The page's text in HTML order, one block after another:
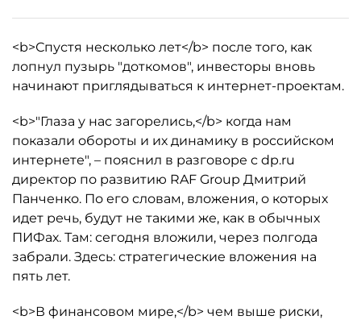
<b>Спустя несколько лет</b> после того, как
лопнул пузырь "доткомов", инвесторы вновь
начинают приглядываться к интернет-проектам.
<b>"Глаза у нас загорелись,</b> когда нам
показали обороты и их динамику в российском
интернете", – пояснил в разговоре с dp.ru
директор по развитию RAF Group Дмитрий
Панченко. По его словам, вложения, о которых
идет речь, будут не такими же, как в обычных
ПИФах. Там: сегодня вложили, через полгода
забрали. Здесь: стратегические вложения на
пять лет.
<b>В финансовом мире,</b> чем выше риски,